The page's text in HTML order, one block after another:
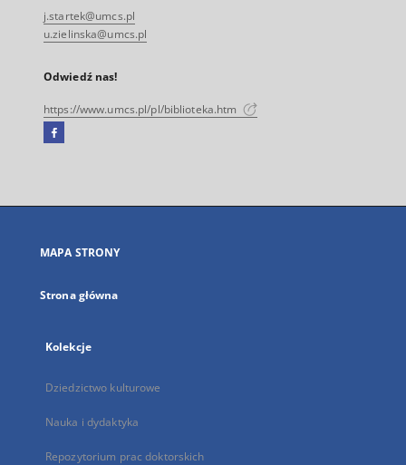
j.startek@umcs.pl
u.zielinska@umcs.pl
Odwiedź nas!
https://www.umcs.pl/pl/biblioteka.htm
Facebook
się
karcie
MAPA STRONY
Strona główna
Kolekcje
Dziedzictwo kulturowe
Nauka i dydaktyka
Repozytorium prac doktorskich